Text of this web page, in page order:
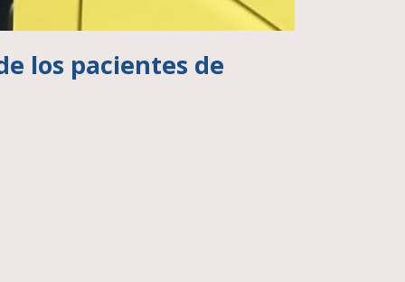
los pacientes de